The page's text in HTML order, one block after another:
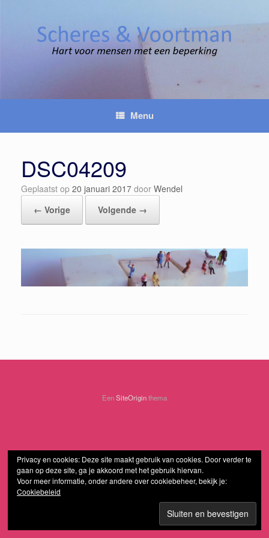
Menu
DSC04209
Geplaatst op 20 januari 2017 door Wendel
← Vorige
Volgende →
EenSiteOriginthema
Privacy en cookies: Deze site maakt gebruik van cookies. Door verder te
gaan op deze site, ga je akkoord met het gebruik hiervan.
Voor meer informatie, onder andere over cookiebeheer, bekijk je:
Cookiebeleid